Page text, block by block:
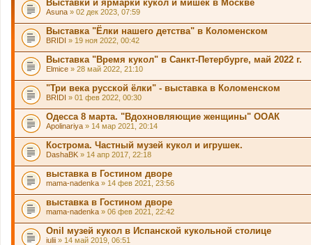
Выставки и ярмарки кукол и мишек в Москве
Asuna » 02 дек 2023, 07:59
Выставка "Ёлки нашего детства" в Коломенском
BRIDI » 19 ноя 2022, 00:42
Выставка "Время кукол" в Санкт-Петербурге, май 2022 г.
Elmice » 28 май 2022, 21:10
"Три века русской ёлки" - выставка в Коломенском
BRIDI » 01 фев 2022, 00:30
Одесса 8 марта. "Вдохновляющие женщины" ООАК
Apolinariya » 14 мар 2021, 20:14
Кострома. Частный музей кукол и игрушек.
DashaBK » 14 апр 2017, 22:18
выставка в Гостином дворе
mama-nadenka » 14 фев 2021, 23:56
выставка в Гостином дворе
mama-nadenka » 06 фев 2021, 22:42
Onil музей кукол в Испанской кукольной столице
iulii » 14 май 2019, 06:51